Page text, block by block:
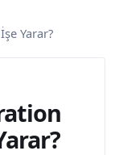
Yarar?